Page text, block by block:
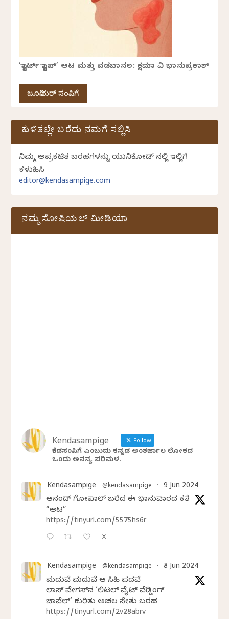
‘ಸ್ಟಾರ್ಟ್ ಸ್ಟಾಪ್’ ಆಟ ಮತ್ತು ವಡಬಾನಲ: ಕ್ಷಮಾ ವಿ ಭಾನುಪ್ರಕಾಶ್
ಜೂನಿಯರ್ ಸಂಪಿಗೆ
ಕುಳಿತಲ್ಲೇ ಬರೆದು ನಮಗೆ ಸಲ್ಲಿಸಿ
ನಿಮ್ಮ ಅಪ್ರಕಟಿತ ಬರಹಗಳನ್ನು ಯುನಿಕೋಡ್ ನಲ್ಲಿ ಇಲ್ಲಿಗೆ
ಕಳುಹಿಸಿ
editor@kendasampige.com
ನಮ್ಮ ಸೋಷಿಯಲ್‌ ಮೀಡಿಯಾ
Kendasampige Follow
ಕೆಂಡಸಂಪಿಗೆ ಎಂಬುದು ಕನ್ನಡ ಅಂತರ್ಜಾಲ ಲೋಕದ
ಒಂದು ಅನನ್ಯ ಪರಿಮಳ.
Kendasampige @kendasampige · 9 Jun 2024
ಆನಂದ್‌ ಗೋಪಾಲ್‌ ಬರೆದ ಈ ಭಾನುವಾರದ ಕತೆ
“ಆಟ”
https://tinyurl.com/5575hs6r
X
Kendasampige @kendasampige · 8 Jun 2024
ಮದುವೆ ಮದುವೆ ಆ ಸಿಹಿ ಪದವೆ
ಲಾಸ್‌ ವೇಗಸ್‌ನ ‘ಲಿಟಲ್ ವೈಟ್ ವೆಡ್ಡಿಂಗ್
ಚಾಪೆಲ್’ ಕುರಿತು ಅಚಲ ಸೇತು ಬರಹ
https://tinyurl.com/2v28abrv